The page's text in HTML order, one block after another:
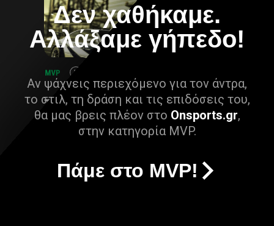
Δεν χαθήκαμε.
Αλλάξαμε γήπεδο!
Αν ψάχνεις περιεχόμενο για τον άντρα,
το στιλ, τη δράση και τις επιδόσεις του,
θα μας βρεις πλέον στο Onsports.gr,
στην κατηγορία MVP.
Πάμε στο MVP!